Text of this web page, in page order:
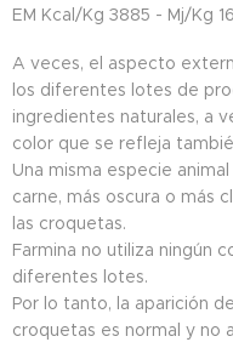
EM Kcal/Kg 3885 - Mj/Kg
A veces, el aspecto
los diferentes lotes de
ingredientes naturales, a
color que se refleja
Una misma especie
carne, más oscura o más
las croquetas.
Farmina no utiliza ningún
diferentes lotes.
Por lo tanto, la aparición
croquetas es normal y no